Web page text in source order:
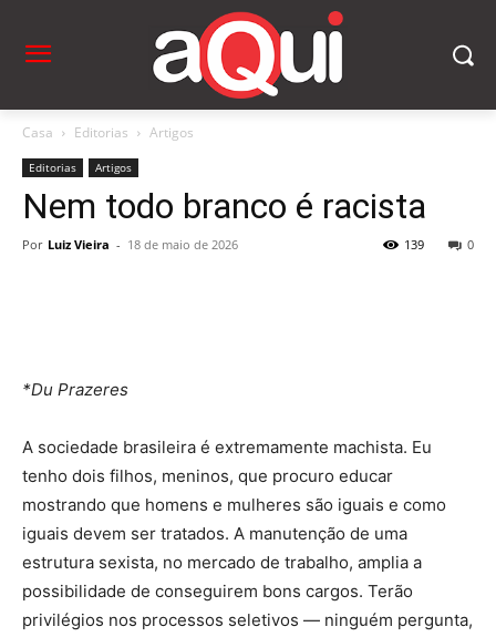
Casa Editorias Artigos
Editorias Artigos
Nem todo branco é racista
Por Luiz Vieira - 18 de maio de 2026 0
139
*Du Prazeres
A sociedade brasileira é extremamente machista. Eu
tenho dois filhos, meninos, que procuro educar
mostrando que homens e mulheres são iguais e como
iguais devem ser tratados. A manutenção de uma
estrutura sexista, no mercado de trabalho, amplia a
possibilidade de conseguirem bons cargos. Terão
privilégios nos processos seletivos — ninguém pergunta,